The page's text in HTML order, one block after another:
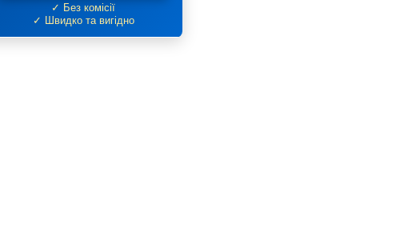
✓ Без комісії
✓ Швидко та вигідно